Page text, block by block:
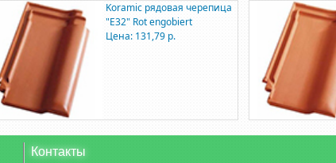
Koramic рядовая черепица
"E32" Rot engobiert
Цена: 131,79 р.
Контакты